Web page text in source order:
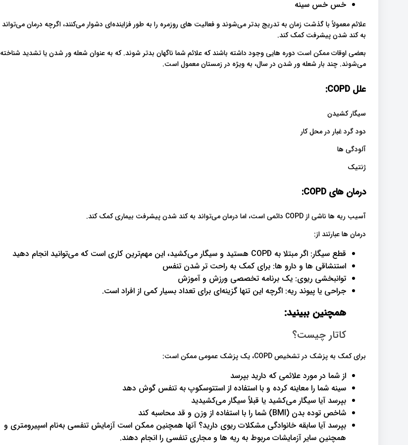
خس خس سینه
علائم معمولاً با گذشت زمان به تدریج بدتر می‌شوند و فعالیت های روزمره را به طور فزاینده‌ای دشوار می‌کنند، اگرچه درمان می‌تواند
به کند شدن پیشرفت کمک کند.
بعضی اوقات ممکن است دوره هایی وجود داشته باشند که علائم شما ناگهان بدتر شوند. که به عنوان شعله‌ ور شدن یا تشدید شناخته
می‌شوند. چند بار شعله ور شدن در سال، به ویژه در زمستان معمول است.
علل COPD:
سیگار کشیدن
دود گرد غبار در محل کار
آلودگی ها
ژنتیک
درمان های COPD:
آسیب ریه ها ناشی از COPD دائمی است، اما درمان می‌تواند به کند شدن پیشرفت بیماری کمک کند.
درمان ها عبارتند از:
قطع سیگار: اگر مبتلا به COPD هستید و سیگار می‌کشید، این مهم‌ترین کاری است که می‌توانید انجام دهید
استنشاقی ها و دارو ها: برای کمک به راحت تر شدن تنفس
توانبخشی ریوی: یک برنامه تخصصی ورزش و آموزش
جراحی یا پیوند ریه: اگرچه این تنها گزینه‌ای برای تعداد بسیار کمی از افراد است.
همچنین ببینید:
کاتار چیست؟
برای کمک به پزشک در تشخیص COPD، یک پزشک عمومی ممکن است:
از شما در مورد علائمی که دارید بپرسد
سینه شما را معاینه کرده و با استفاده از استتوسکوپ به تنفس گوش دهد
بپرسد آیا سیگار می‌کشید یا قبلاً سیگار می‌کشیدید
شاخص توده بدن (BMI) شما را با استفاده از وزن و قد محاسبه کند
بپرسد آیا سابقه خانوادگی مشکلات ریوی دارید؟ آنها همچنین ممکن است آزمایش تنفسی به‌نام اسپیرومتری و
همچنین سایر آزمایشات مربوط به ریه ها و مجاری تنفسی را انجام دهند.